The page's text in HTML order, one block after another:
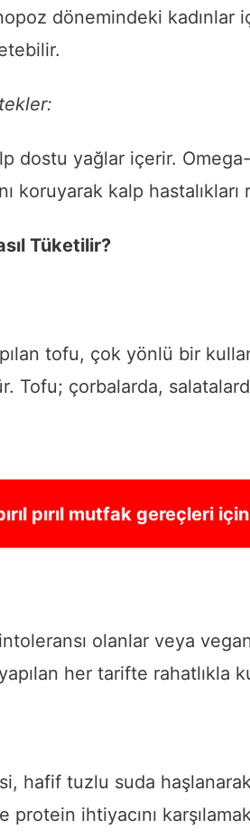
dönemindeki kadınlar
dostu yağlar içerir.
koruyarak kalp hastalıkları
Tüketilir?
tofu, çok yönlü bir
Tofu; çorbalarda,
pırıl mutfak gereçleri
olanlar veya
her tarifte rahatlıkla
hafif tuzlu suda
protein ihtiyacını